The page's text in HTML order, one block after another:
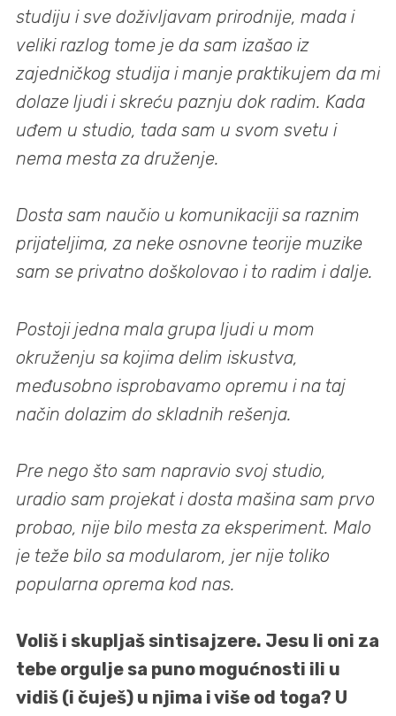
studiju i sve doživljavam prirodnije, mada i
veliki razlog tome je da sam izašao iz
zajedničkog studija i manje praktikujem da mi
dolaze ljudi i skreću paznju dok radim. Kada
uđem u studio, tada sam u svom svetu i
nema mesta za druženje.
Dosta sam naučio u komunikaciji sa raznim
prijateljima, za neke osnovne teorije muzike
sam se privatno doškolovao i to radim i dalje.
Postoji jedna mala grupa ljudi u mom
okruženju sa kojima delim iskustva,
međusobno isprobavamo opremu i na taj
način dolazim do skladnih rešenja.
Pre nego što sam napravio svoj studio,
uradio sam projekat i dosta mašina sam prvo
probao, nije bilo mesta za eksperiment. Malo
je teže bilo sa modularom, jer nije toliko
popularna oprema kod nas.
Voliš i skupljaš sintisajzere. Jesu li oni za
tebe orgulje sa puno mogućnosti ili u
vidiš (i čuješ) u njima i više od toga? U